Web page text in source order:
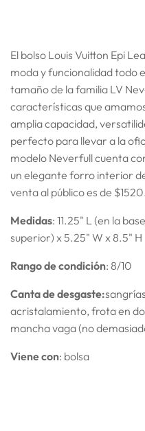
El bolso Louis Vuitton Epi
moda y funcionalidad todo
tamaño de la familia LV
características que
amplia capacidad,
perfecto para llevar a la
modelo Neverfull cuenta
un elegante forro interior
venta al público es de $1520.
Medidas: 11.25" L (en la
superior) x 5.25" W x 8.5" H
Rango de condición: 8/10
Cantade desgaste:
acristalamiento, frota en
mancha vaga (no
Viene con: bolsa